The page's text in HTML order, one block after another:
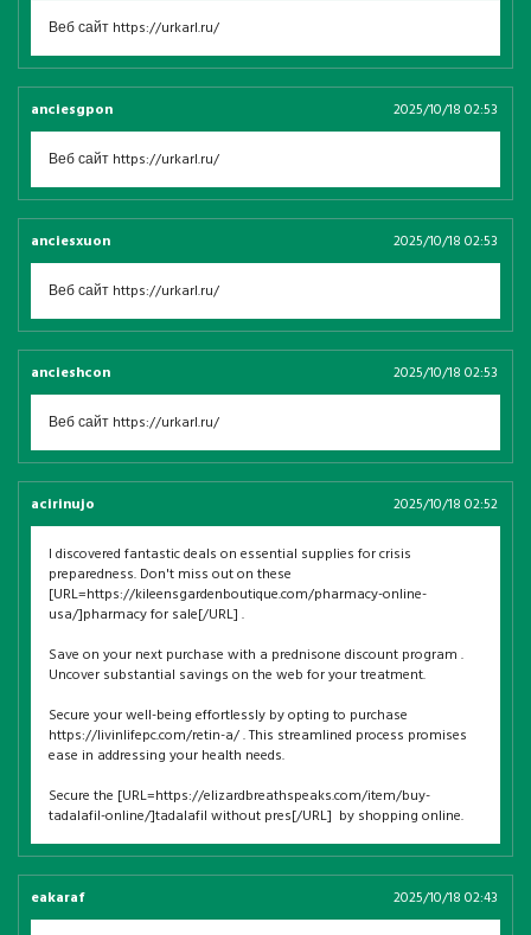
Веб сайт https://urkarl.ru/
anciesgpon 2025/10/18 02:53
Веб сайт https://urkarl.ru/
anciesxuon 2025/10/18 02:53
Веб сайт https://urkarl.ru/
ancieshcon 2025/10/18 02:53
Веб сайт https://urkarl.ru/
acirinujo 2025/10/18 02:52
I discovered fantastic deals on essential supplies for crisis
preparedness. Don't miss out on these
[URL=https://kileensgardenboutique.com/pharmacy-online-
usa/]pharmacy for sale[/URL] .
Save on your next purchase with a prednisone discount program .
Uncover substantial savings on the web for your treatment.
Secure your well-being effortlessly by opting to purchase
https://livinlifepc.com/retin-a/ . This streamlined process promises
ease in addressing your health needs.
Secure the [URL=https://elizardbreathspeaks.com/item/buy-
tadalafil-online/]tadalafil without pres[/URL] by shopping online.
eakaraf 2025/10/18 02:43